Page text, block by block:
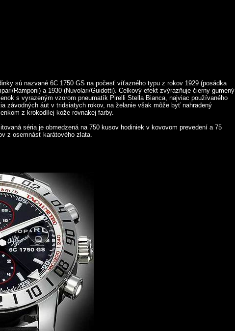
sú nazvané 6C 1750 GS na počesť víťazného typu z rokov 1929 (posádka
Ramponi) a 1930 (Nuvolari/Guidotti). Celkový efekt zvýrazňuje čierny gumený
s vyrazeným vzorom pneumatík Pirelli Stella Bianca, najviac používaného
závodných áut v tridsiatych rokov, na želanie však môže byť nahradený
z krokodílej kože rovnakej farby.
séria je obmedzená na 750 kusov hodiniek v kovovom prevedení a 75
z osemnásť karátového zlata.